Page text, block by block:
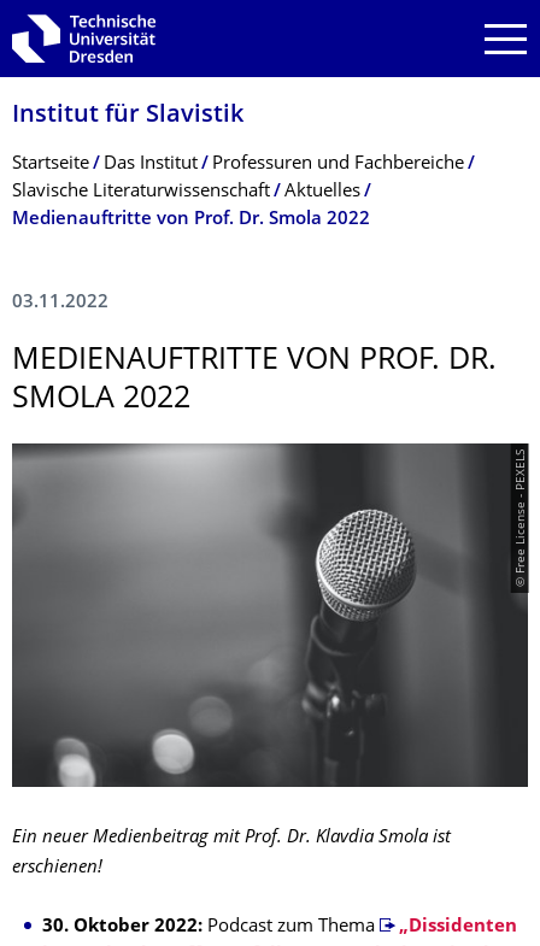
Zur Hauptnavigation springen
Zur Suche springen
Zum Inhalt springen
Institut für Slavistik
Breadcrumb-Menü
Startseite Das Institut
Professuren und Fachbereiche
Slavische Literaturwissenschaft
Aktuelles
Medienauftritte von Prof. Dr. Smola 2022
03.11.2022
MEDIENAUFTRITTE VON PROF. DR.
SMOLA 2022
© Free License - PEXELS
Ein neuer Medienbeitrag mit Prof. Dr. Klavdia Smola ist
erschienen!
30. Oktober 2022: Podcast zum Thema
„Dissidenten